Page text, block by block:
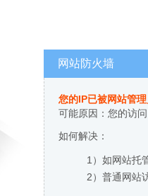
网站防火墙
您的IP已被网站管
可能原因：您的访
如何解决：
1）如网站托
2）普通网站